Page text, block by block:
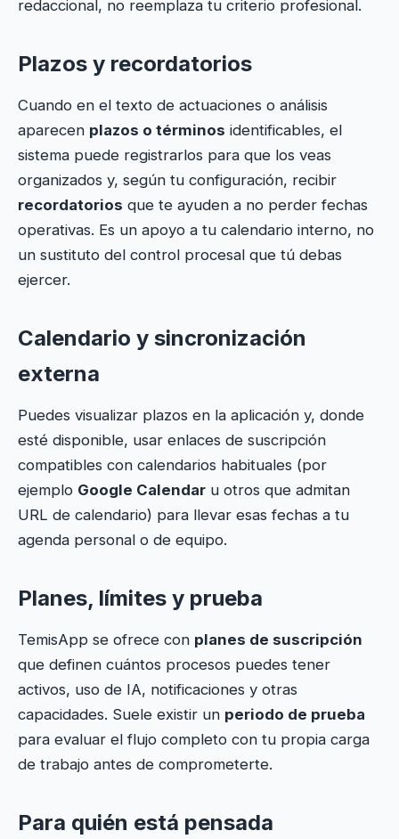
redaccional, no reemplaza tu criterio profesional.
Plazos y recordatorios
Cuando en el texto de actuaciones o análisis
aparecen plazos o términos identificables, el
sistema puede registrarlos para que los veas
organizados y, según tu configuración, recibir
recordatorios que te ayuden a no perder fechas
operativas. Es un apoyo a tu calendario interno, no
un sustituto del control procesal que tú debas
ejercer.
Calendario y sincronización
externa
Puedes visualizar plazos en la aplicación y, donde
esté disponible, usar enlaces de suscripción
compatibles con calendarios habituales (por
ejemplo Google Calendar u otros que admitan
URL de calendario) para llevar esas fechas a tu
agenda personal o de equipo.
Planes, límites y prueba
TemisApp se ofrece con planes de suscripción
que definen cuántos procesos puedes tener
activos, uso de IA, notificaciones y otras
capacidades. Suele existir un periodo de prueba
para evaluar el flujo completo con tu propia carga
de trabajo antes de comprometerte.
Para quién está pensada